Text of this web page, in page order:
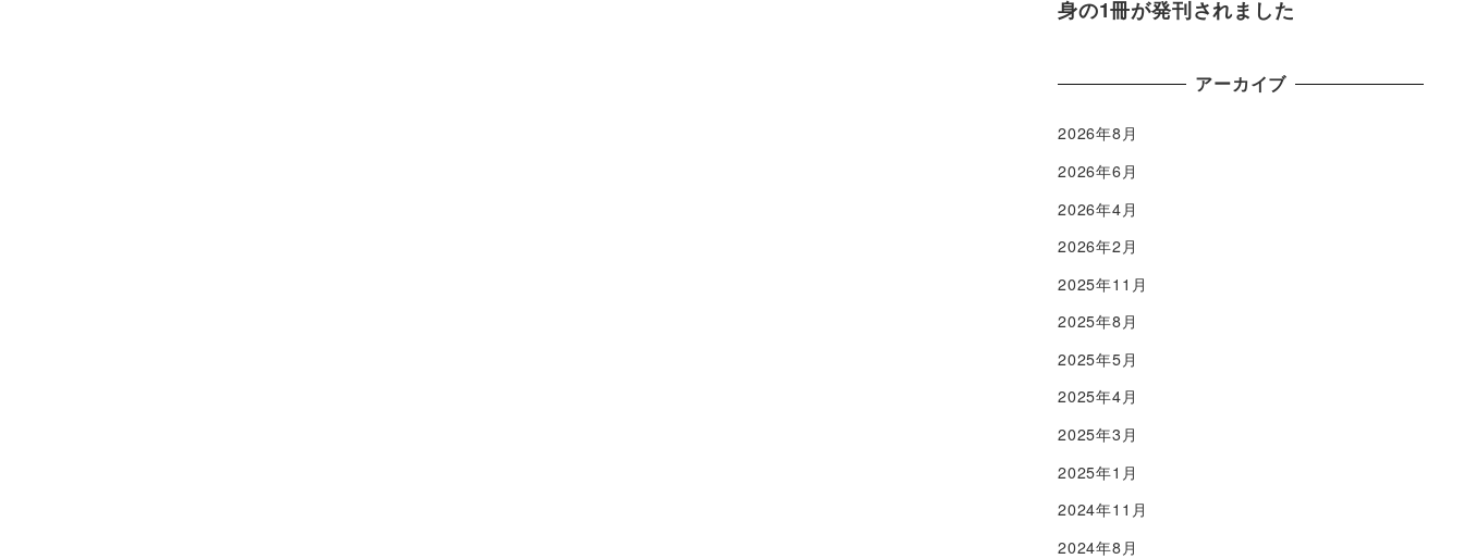
身の1冊が発刊されました
アーカイブ
2026年8月
2026年6月
2026年4月
2026年2月
2025年11月
2025年8月
2025年5月
2025年4月
2025年3月
2025年1月
2024年11月
2024年8月